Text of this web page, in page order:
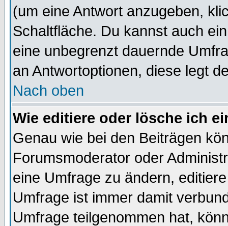
(um eine Antwort anzugeben,
Schaltfläche. Du kannst auch
eine unbegrenzt dauernde
an Antwortoptionen, diese legt
Nach oben
Wie editiere oder lösche ich
Genau wie bei den Beiträgen
Forumsmoderator oder
eine Umfrage zu ändern,
Umfrage ist immer damit
Umfrage teilgenommen hat,